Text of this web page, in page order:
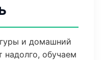
и домашний
обучаем